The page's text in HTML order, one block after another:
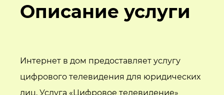
Описание услуги
Интернет в дом предоставляет услугу
цифрового телевидения для юридических
лиц. Услуга «Цифровое телевидение»